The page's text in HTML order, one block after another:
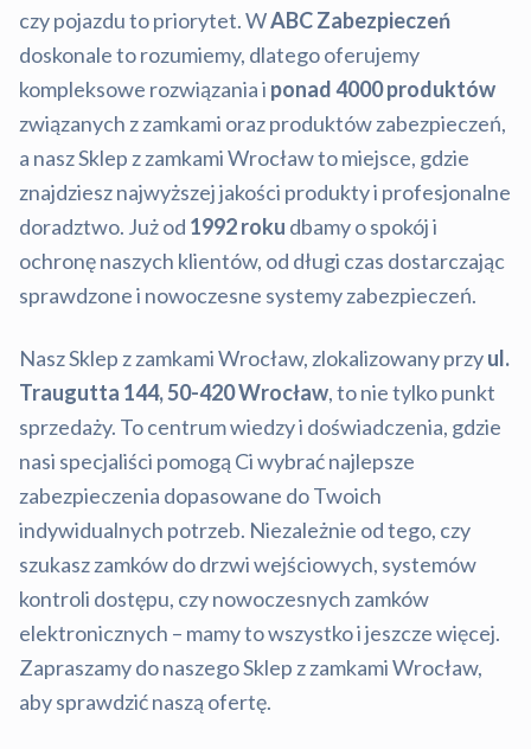
czy pojazdu to priorytet. WABC Zabezpieczeń
doskonale to rozumiemy, dlatego oferujemy
kompleksowe rozwiązania i ponad 4000 produktów
związanych z zamkami oraz produktów zabezpieczeń,
a nasz Sklep z zamkami Wrocław to miejsce, gdzie
znajdziesz najwyższej jakości produkty i profesjonalne
doradztwo. Już od 1992 roku dbamy o spokój i
ochronę naszych klientów, od długi czas dostarczając
sprawdzone i nowoczesne systemy zabezpieczeń.
Nasz Sklep z zamkami Wrocław, zlokalizowany przyul.
Traugutta 144, 50-420 Wrocław, to nie tylko punkt
sprzedaży. To centrum wiedzy i doświadczenia, gdzie
nasi specjaliści pomogą Ci wybrać najlepsze
zabezpieczenia dopasowane do Twoich
indywidualnych potrzeb. Niezależnie od tego, czy
szukasz zamków do drzwi wejściowych, systemów
kontroli dostępu, czy nowoczesnych zamków
elektronicznych – mamy to wszystko i jeszcze więcej.
Zapraszamy do naszego Sklep z zamkami Wrocław,
aby sprawdzić naszą ofertę.